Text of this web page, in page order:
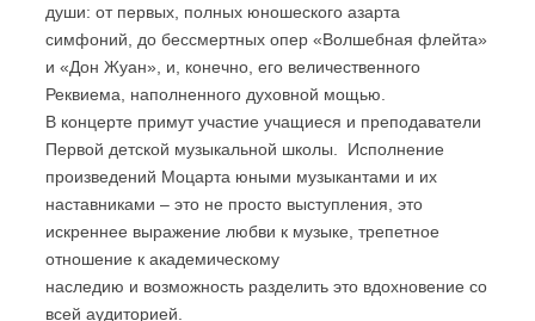
души: от первых, полных юношеского азарта
симфоний, до бессмертных опер «Волшебная флейта»
и «Дон Жуан», и, конечно, его величественного
Реквиема, наполненного духовной мощью.
В концерте примут участие учащиеся и преподаватели
Первой детской музыкальной школы. Исполнение
произведений Моцарта юными музыкантами и их
наставниками – это не просто выступления, это
искреннее выражение любви к музыке, трепетное
отношение к академическому
наследию и возможность разделить это вдохновение со
всей аудиторией.